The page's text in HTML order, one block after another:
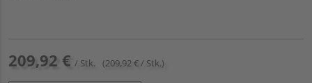
209,92 € / Stk. (209,92 € / Stk.)